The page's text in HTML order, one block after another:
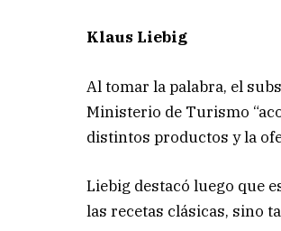
Klaus Liebig
Al tomar la palabra, el
Ministerio de Turismo
distintos productos y la
Liebig destacó luego que
las recetas clásicas, sino